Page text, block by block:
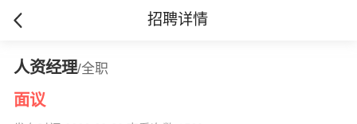
招聘详情
人资经理/全职
面议